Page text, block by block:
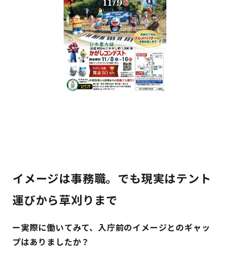
イメージは事務職。でも現実はテント
運びから草刈りまで
ー実際に働いてみて、入庁前のイメージとのギャッ
プはありましたか？